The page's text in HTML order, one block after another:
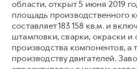
области, открыт 5 июня 2019
площадь производственного
составляет 183 158 кв.м. и
штамповки, сварки, окраски и
производства компонентов, а
производству двигателей.